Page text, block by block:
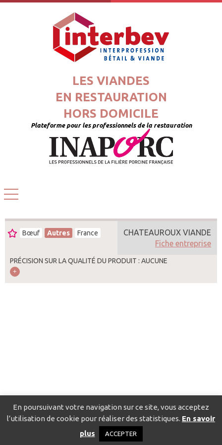
LES VIANDES
EN RESTAURATION
HORS DOMICILE
Plateforme pour les professionnels de la restauration
Bœuf Autres France
PRÉCISION SUR LA QUALITÉ DU PRODUIT : AUCUNE
CHATEAUROUX VIANDE
Fiche entreprise
Catalogue pour localiser les fournisseurs
Politique de confidentialité
En poursuivant votre navigation sur ce site, vous acceptez
l’utilisation de cookie pour réaliser des statistiques. En savoir
plus
ACCEPTER